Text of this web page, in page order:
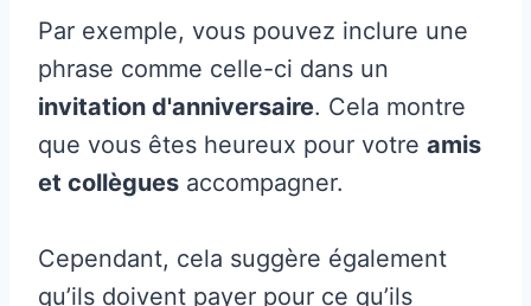
Par exemple, vous pouvez inclure une
phrase comme celle-ci dans un
invitation d'anniversaire. Cela montre
que vous êtes heureux pour votre amis
et collègues accompagner.
Cependant, cela suggère également
qu’ils doivent payer pour ce qu’ils